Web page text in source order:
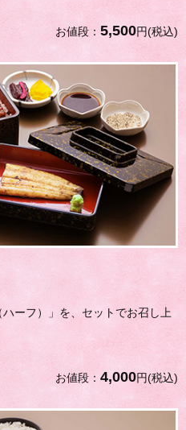
お値段： 5,500円(税込)
ハーフ）」を、セットでお召し上
お値段： 4,000円(税込)